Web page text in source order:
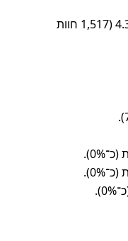
מונית / מיניבוס – דירוג 4.35/5 (1,517 חוות